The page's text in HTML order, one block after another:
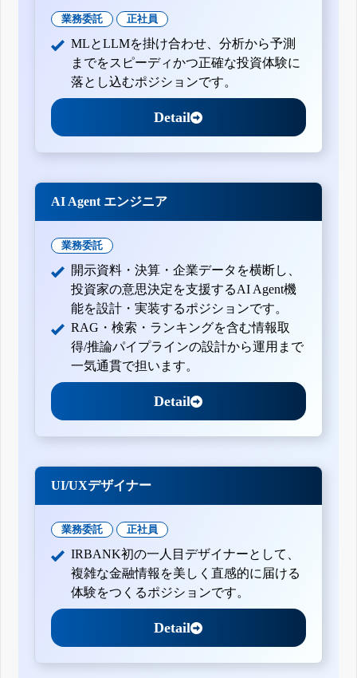
業務委託 正社員
MLとLLMを掛け合わせ、分析から予測
までをスピーディかつ正確な投資体験に
落とし込むポジションです。
Detail
AI Agent エンジニア
業務委託
開示資料・決算・企業データを横断し、
投資家の意思決定を支援するAI Agent機
能を設計・実装するポジションです。
RAG・検索・ランキングを含む情報取
得/推論パイプラインの設計から運用まで
一気通貫で担います。
Detail
UI/UXデザイナー
業務委託 正社員
IRBANK初の一人目デザイナーとして、
複雑な金融情報を美しく直感的に届ける
体験をつくるポジションです。
Detail